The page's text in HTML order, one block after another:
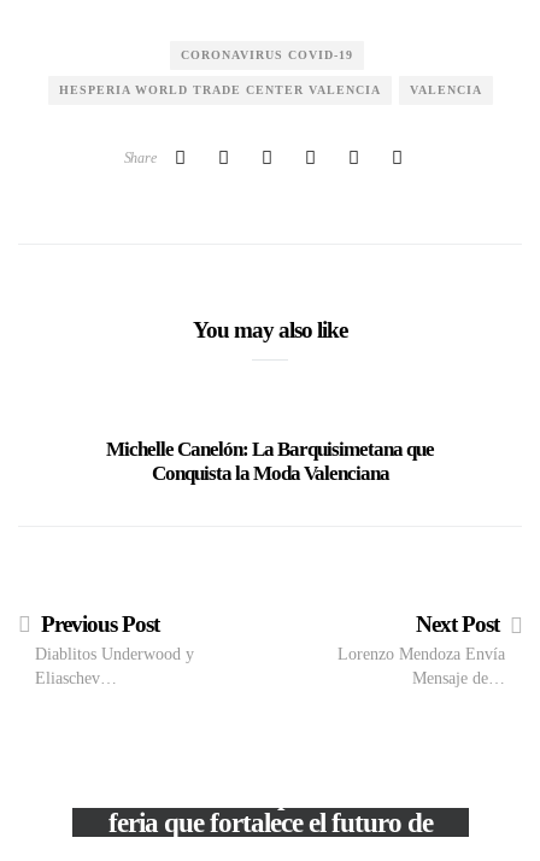
CORONAVIRUS COVID-19
HESPERIA WORLD TRADE CENTER VALENCIA VALENCIA
Share
You may also like
Michelle Canelón: La Barquisimetana que
Conquista la Moda Valenciana
Previous Post
Diablitos Underwood y
Eliaschev…
Next Post
Lorenzo Mendoza Envía
Mensaje de…
feria que fortalece el futuro de